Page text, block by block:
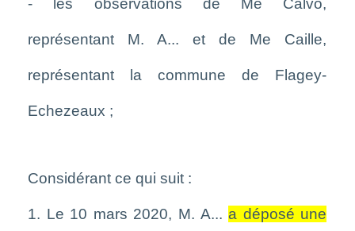
représentant M. A... et de Me Caille,
représentant la commune de Flagey-
Echezeaux ;
Considérant ce qui suit :
1. Le 10 mars 2020, M. A...a déposé une